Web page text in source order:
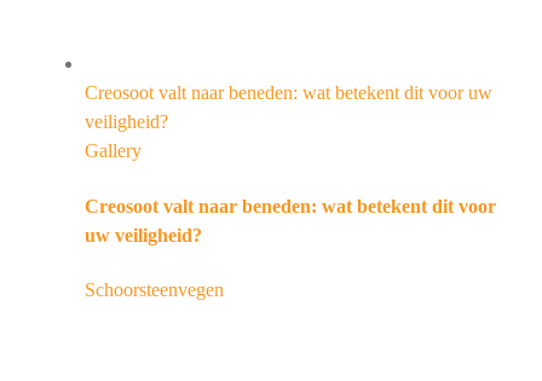
Creosoot valt naar beneden: wat betekent dit voor uw
veiligheid?
Gallery
Creosoot valt naar beneden: wat betekent dit voor
uw veiligheid?
Schoorsteenvegen